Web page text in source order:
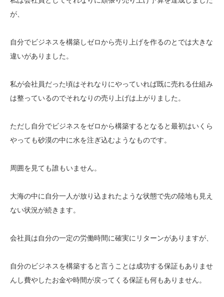
が、
自分でビジネスを構築しゼロから売り上げを作るのとでは大きな
違いがありました。
私が会社員だった頃はそれなりにやっていれば既に売れる仕組み
は整っているのでそれなりの売り上げは上がりました。
ただし自分でビジネスをゼロから構築するとなると最初はいくら
やっても砂漠の中に水を注ぎ込むようなものです。
周囲を見ても誰もいません。
大海の中に自分一人が放り込まれたような状態で先の陸地も見え
ない状況が続きます。
会社員は自分の一定の労働時間に確実にリターンがありますが、
自分のビジネスを構築すると言うことは成功する保証もありませ
んし費やしたお金や時間が戻ってくる保証も何もありません。